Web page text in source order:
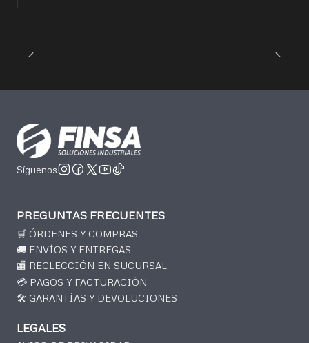
Síguenos
PREGUNTAS FRECUENTES
🛒 ÓRDENES Y COMPRAS
🚚 ENVÍOS Y ENTREGAS
🏬 RECLECCIÓN EN SUCURSAL
💳 PAGOS Y FACTURACIÓN
🛠️ GARANTÍAS Y DEVOLUCIONES
LEGALES